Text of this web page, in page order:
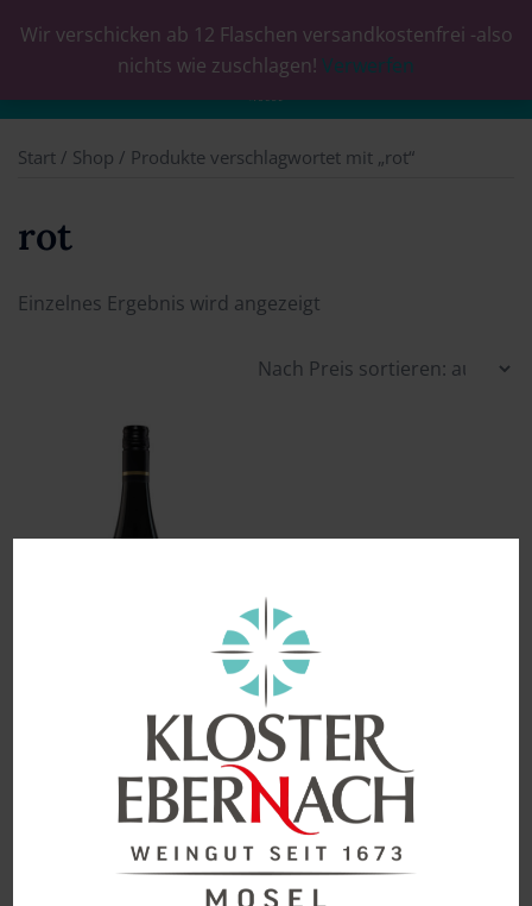
Wir verschicken ab 12 Flaschen versandkostenfrei -also
nichts wie zuschlagen! Verwerfen
0
Start / Shop / Produkte verschlagwortet mit „rot“
rot
Einzelnes Ergebnis wird angezeigt
enthält 0,75Liter
Dr. Zenzen – Deutscher
Dornfelder –
Entalkoholisiert und
kalorienreduziert